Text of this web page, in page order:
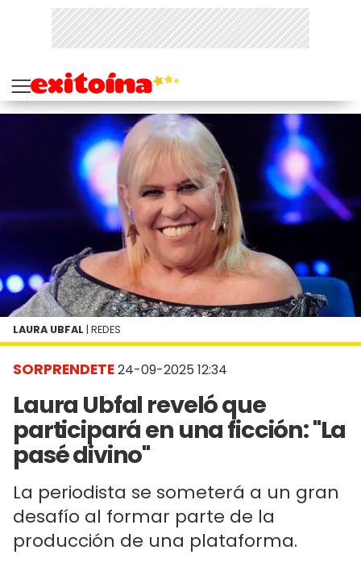
SORPRENDETE24-09-2025 12:34
Laura Ubfal reveló que
participará en una ficción: "La
pasé divino"
La periodista se someterá a un gran
desafío al formar parte de la
producción de una plataforma.
LAURA UBFAL | REDES